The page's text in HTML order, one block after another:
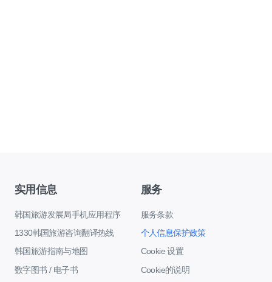
实用信息
韩国旅游发展局手机应用程序
1330韩国旅游咨询翻译热线
韩国旅游指南与地图
数字图书 / 电子书
服务
服务条款
个人信息保护政策
Cookie 设置
Cookie的说明